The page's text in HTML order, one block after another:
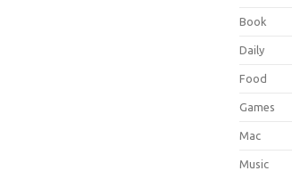
Book
Daily
Food
Games
Mac
Music